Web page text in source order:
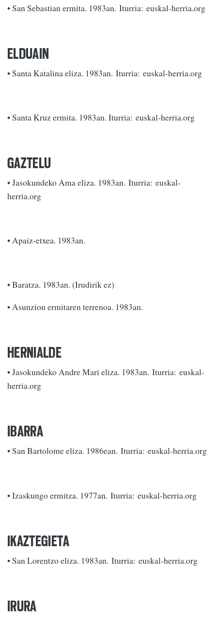
• San Sebastian ermita. 1983an. Iturria: euskal-herria.org
ELDUAIN
• Santa Katalina eliza. 1983an. Iturria: euskal-herria.org
• Santa Kruz ermita. 1983an. Iturria: euskal-herria.org
GAZTELU
• Jasokundeko Ama eliza. 1983an. Iturria: euskal-
herria.org
• Apaiz-etxea. 1983an.
• Baratza. 1983an. (Irudirik ez)
• Asunzion ermitaren terrenoa. 1983an.
HERNIALDE
• Jasokundeko Andre Mari eliza. 1983an. Iturria: euskal-
herria.org
IBARRA
• San Bartolome eliza. 1986ean. Iturria: euskal-herria.org
• Izaskungo ermitza. 1977an. Iturria: euskal-herria.org
IKAZTEGIETA
• San Lorentzo eliza. 1983an. Iturria: euskal-herria.org
IRURA